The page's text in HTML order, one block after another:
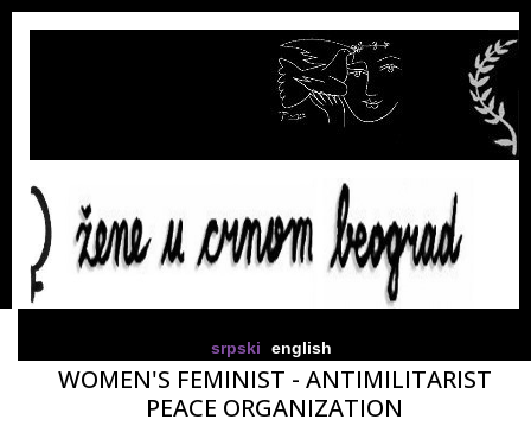
srpski english
WOMEN'S FEMINIST - ANTIMILITARIST
PEACE ORGANIZATION